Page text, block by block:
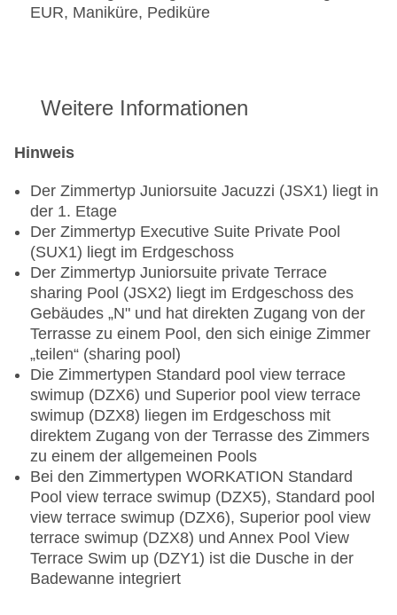
EUR, Maniküre, Pediküre
Weitere Informationen
Hinweis
Der Zimmertyp Juniorsuite Jacuzzi (JSX1) liegt in
der 1. Etage
Der Zimmertyp Executive Suite Private Pool
(SUX1) liegt im Erdgeschoss
Der Zimmertyp Juniorsuite private Terrace
sharing Pool (JSX2) liegt im Erdgeschoss des
Gebäudes „N" und hat direkten Zugang von der
Terrasse zu einem Pool, den sich einige Zimmer
„teilen“ (sharing pool)
Die Zimmertypen Standard pool view terrace
swimup (DZX6) und Superior pool view terrace
swimup (DZX8) liegen im Erdgeschoss mit
direktem Zugang von der Terrasse des Zimmers
zu einem der allgemeinen Pools
Bei den Zimmertypen WORKATION Standard
Pool view terrace swimup (DZX5), Standard pool
view terrace swimup (DZX6), Superior pool view
terrace swimup (DZX8) und Annex Pool View
Terrace Swim up (DZY1) ist die Dusche in der
Badewanne integriert